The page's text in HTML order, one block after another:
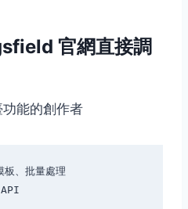
官網直接調
能的創作者
、批量處理